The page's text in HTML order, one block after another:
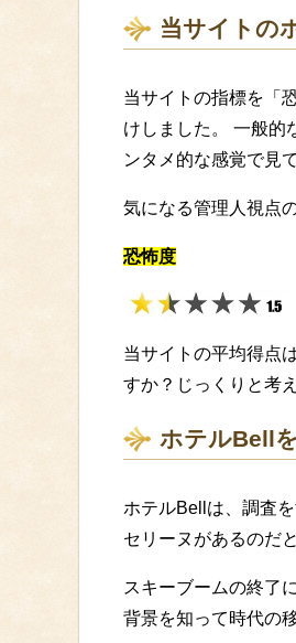
当サイトの
当サイトの指標を「
けしました。 一般的
ンタメ的な感覚で見
気になる管理人視点
恐怖度
当サイトの平均得点
すか？じっくりと考
ホテルBell
ホテルBellは、調査
セリーヌがあるのだ
スキーブームの終了
背景を知って時代の